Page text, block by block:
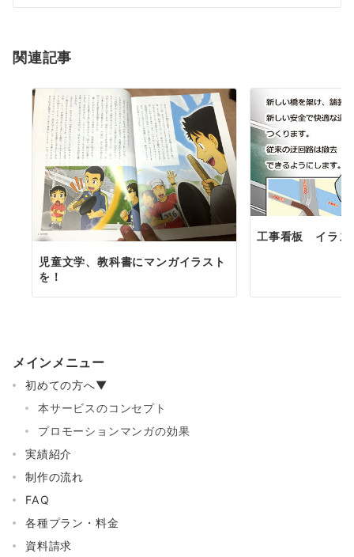
シ
ン
関連記事
児童文学、教科書にマンガイラスト
を！
工事看板 イラス
メインメニュー
初めての方へ▼
本サービスのコンセプト
プロモーションマンガの効果
実績紹介
制作の流れ
FAQ
各種プラン・料金
資料請求